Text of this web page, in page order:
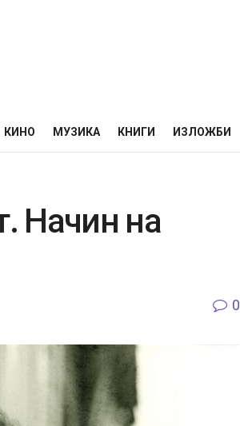
КИНО МУЗИКА КНИГИ ИЗЛОЖБИ
Начин на
0